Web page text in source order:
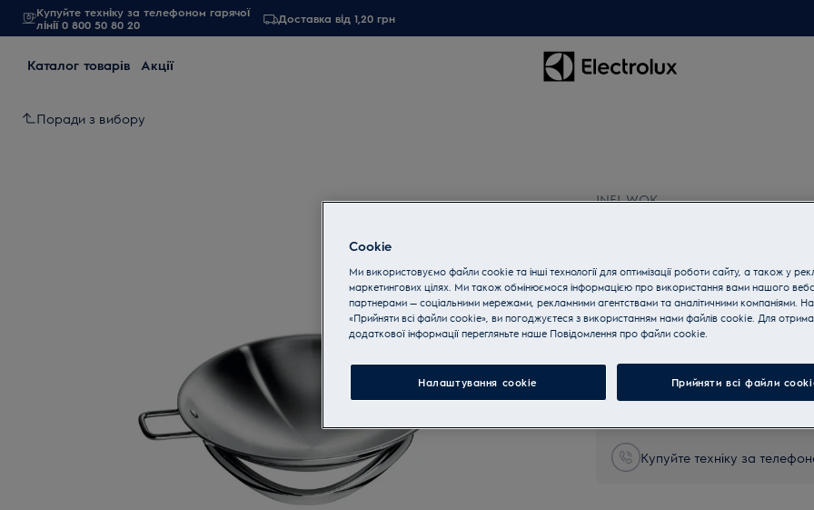
Купуйте техніку за телефоном гарячої
лінії 0 800 50 80 20
Доставка від 1,20 грн
Каталог товарів Акції
Поради з вибору
INFI-WOK
4.8 (12)
Переваги
Сковорода Infinite Wok з індукційним
нагрівання.
Який світ на смак?
Купуйте техніку за
Cookie
Ми використовуємо файли cookie та інші технології для оптимізації роботи сайту, а також у
маркетингових цілях. Ми також обмінюємося інформацією про використання вами нашого
партнерами — соціальними мережами, рекламними агентствами та аналітичними компаніями.
«Прийняти всі файли cookie», ви погоджуєтеся з використанням нами файлів cookie. Для
додаткової інформації перегляньте наше Пoвідомлення прo файли cookie.
Налаштування cookie Прийняти всі файли